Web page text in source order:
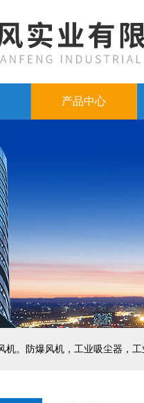
产品中心
机。防爆风机，工业吸尘器，